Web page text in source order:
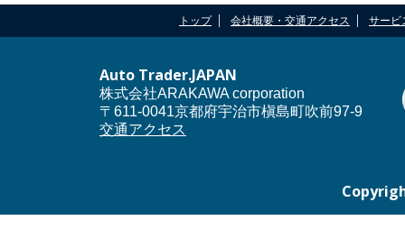
トップ 会社概要・交通アクセス サービ
Auto Trader.JAPAN
株式会社ARAKAWA corporation
〒611-0041京都府宇治市槇島町吹前97-9
交通アクセス